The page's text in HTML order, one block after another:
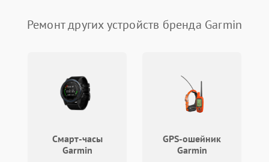
Ремонт других устройств бренда Garmin
Смарт-часы
Garmin
GPS-ошейник
Garmin